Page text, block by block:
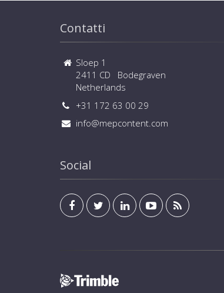
Contatti
Sloep 1
2411 CD Bodegraven
Netherlands
+31 172 63 00 29
info@mepcontent.com
Social